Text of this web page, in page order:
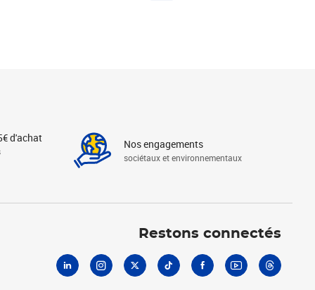
d'achat Nos engagements
sociétaux et environnementaux
Restons connectés